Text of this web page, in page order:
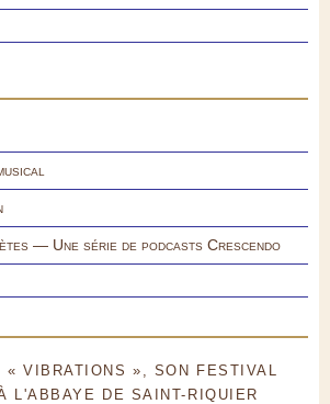
— Une série de podcasts Crescendo
VIBRATIONS », SON FESTIVAL
L'ABBAYE DE SAINT-RIQUIER